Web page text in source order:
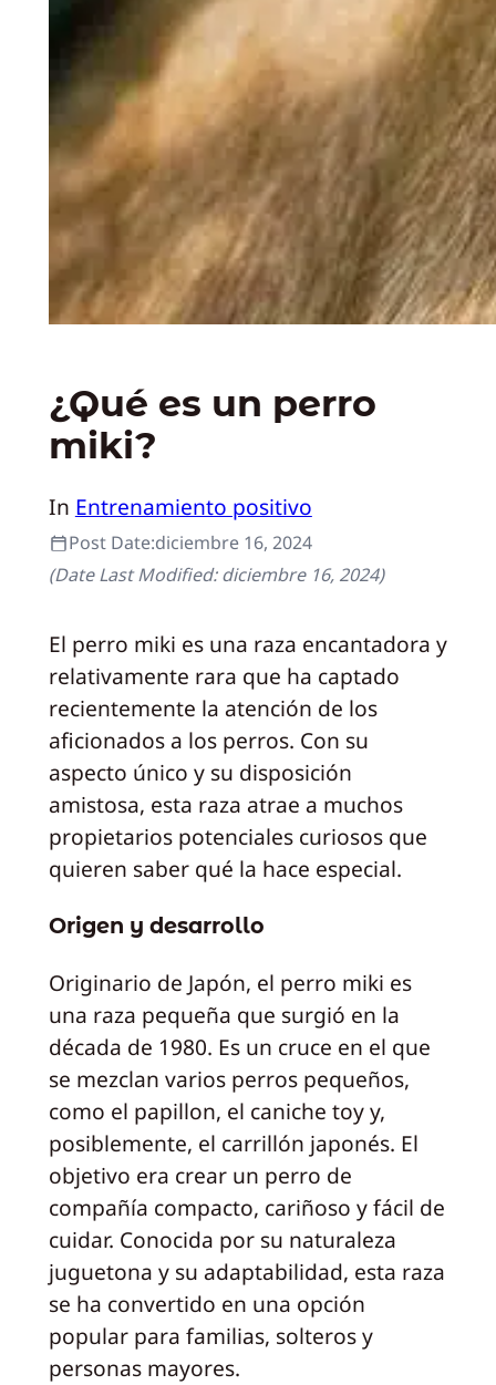
¿Qué es un perro
miki?
In Entrenamiento positivo
Post Date:diciembre 16, 2024
(Date Last Modified:diciembre 16, 2024)
El perro miki es una raza encantadora y
relativamente rara que ha captado
recientemente la atención de los
aficionados a los perros. Con su
aspecto único y su disposición
amistosa, esta raza atrae a muchos
propietarios potenciales curiosos que
quieren saber qué la hace especial.
Origen y desarrollo
Originario de Japón, el perro miki es
una raza pequeña que surgió en la
década de 1980. Es un cruce en el que
se mezclan varios perros pequeños,
como el papillon, el caniche toy y,
posiblemente, el carrillón japonés. El
objetivo era crear un perro de
compañía compacto, cariñoso y fácil de
cuidar. Conocida por su naturaleza
juguetona y su adaptabilidad, esta raza
se ha convertido en una opción
popular para familias, solteros y
personas mayores.